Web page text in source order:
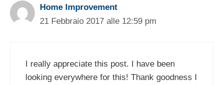
Home Improvement
21 Febbraio 2017 alle 12:59 pm
I really appreciate this post. I have been
looking everywhere for this! Thank goodness I